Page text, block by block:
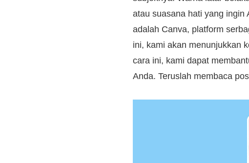
atau suasana hati yang ingin
adalah Canva, platform
ini, kami akan menunjukkan
cara ini, kami dapat
Anda. Teruslah membaca